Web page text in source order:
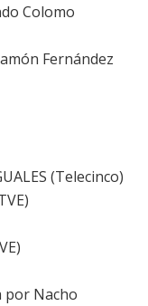
Colomo
Fernández
(Telecinco)
por Nacho